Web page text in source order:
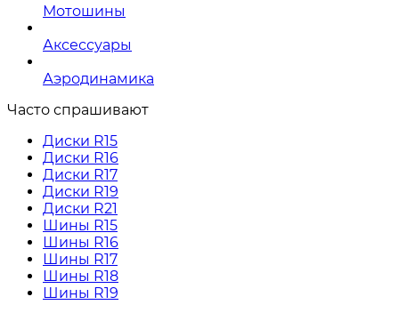
Мотошины
Аксессуары
Аэродинамика
Часто спрашивают
Диски R15
Диски R16
Диски R17
Диски R19
Диски R21
Шины R15
Шины R16
Шины R17
Шины R18
Шины R19